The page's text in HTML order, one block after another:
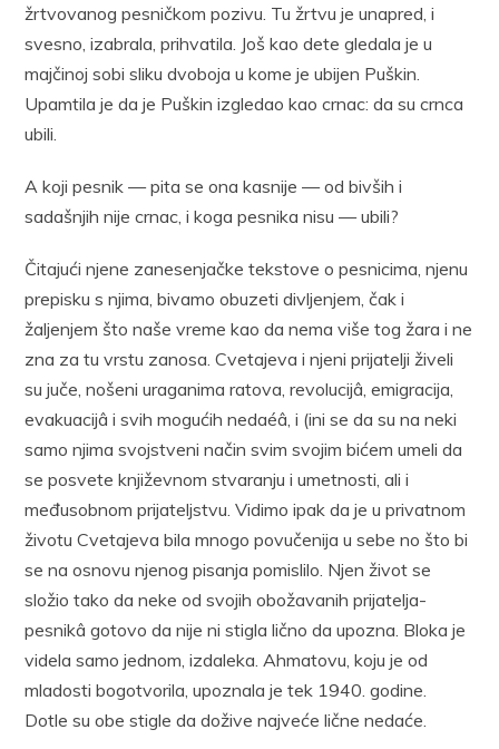
žrtvovanog pesničkom pozivu. Tu žrtvu je unapred, i
svesno, izabrala, prihvatila. Još kao dete gledala je u
majčinoj sobi sliku dvoboja u kome je ubijen Puškin.
Upamtila je da je Puškin izgledao kao crnac: da su crnca
ubili.
A koji pesnik — pita se ona kasnije — od bivših i
sadašnjih nije crnac, i koga pesnika nisu — ubili?
Čitajući njene zanesenjačke tekstove o pesnicima, njenu
prepisku s njima, bivamo obuzeti divljenjem, čak i
žaljenjem što naše vreme kao da nema više tog žara i ne
zna za tu vrstu zanosa. Cvetajeva i njeni prijatelji živeli
su juče, nošeni uraganima ratova, revolucijâ, emigracija,
evakuacijâ i svih mogućih nedaéâ, i (ini se da su na neki
samo njima svojstveni način svim svojim bićem umeli da
se posvete književnom stvaranju i umetnosti, ali i
međusobnom prijateljstvu. Vidimo ipak da je u privatnom
životu Cvetajeva bila mnogo povučenija u sebe no što bi
se na osnovu njenog pisanja pomislilo. Njen život se
složio tako da neke od svojih obožavanih prijatelja-
pesnikâ gotovo da nije ni stigla lično da upozna. Bloka je
videla samo jednom, izdaleka. Ahmatovu, koju je od
mladosti bogotvorila, upoznala je tek 1940. godine.
Dotle su obe stigle da dožive najveće lične nedaće.